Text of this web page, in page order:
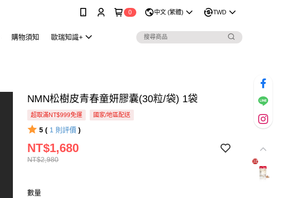
0 中文 (繁體) TWD
購物須知 歐瑞知識+
NMN松樹皮青春童妍膠囊(30粒/袋) 1袋
超取滿NT$999免運 國家/地區配送
5 ( 1 則評價 )
NT$2,980
NT$1,680
數量